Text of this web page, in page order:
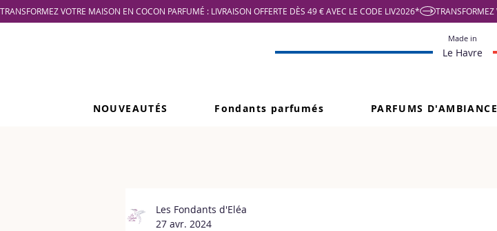
TRANSFORMEZ VOTRE MAISON EN COCON PARFUMÉ : LIVRAISON OFFERTE DÈS 49 € AVEC LE CODE LIV2026*
Made in
Le Havre
NOUVEAUTÉS Fondants parfumés PARFUMS D'AMBIANCE
Les Fondants d'Eléa
27 avr. 2024